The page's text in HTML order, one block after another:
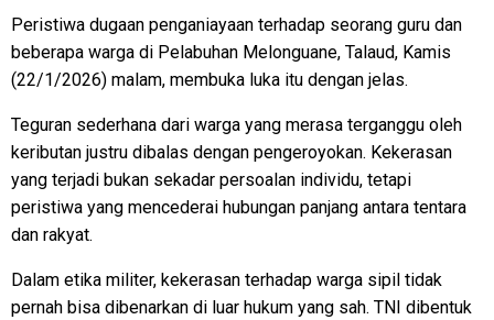
Peristiwa dugaan penganiayaan terhadap seorang guru dan
beberapa warga di Pelabuhan Melonguane, Talaud, Kamis
(22/1/2026) malam, membuka luka itu dengan jelas.
Teguran sederhana dari warga yang merasa terganggu oleh
keributan justru dibalas dengan pengeroyokan. Kekerasan
yang terjadi bukan sekadar persoalan individu, tetapi
peristiwa yang mencederai hubungan panjang antara tentara
dan rakyat.
Dalam etika militer, kekerasan terhadap warga sipil tidak
pernah bisa dibenarkan di luar hukum yang sah. TNI dibentuk